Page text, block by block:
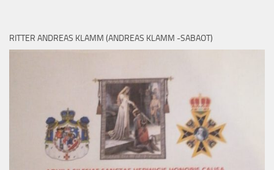
RITTER ANDREAS KLAMM (ANDREAS KLAMM -SABAOT)